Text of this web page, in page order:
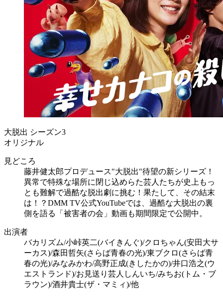
大脱出 シーズン3
オリジナル
見どころ
藤井健太郎プロデュース"大脱出"待望の新シリーズ！
異常で特殊な場所に閉じ込めらた芸人たちが史上もっ
とも難解で過酷な脱出劇に挑む！果たして、その結末
は！？DMM TV公式YouTubeでは、過酷な大脱出の裏
側を語る「被害者の会」動画も期間限定で公開中。
出演者
バカリズム/小峠英二(バイきんぐ)/クロちゃん(安田大サ
ーカス)/森田哲矢(さらば青春の光)/東ブクロ(さらば青
春の光)/みなみかわ/高野正成(きしたかの)/井口浩之(ウ
エストランド)/お見送り芸人しんいち/みちお(トム・ブ
ラウン)/酒井貴士(ザ・マミィ)/他